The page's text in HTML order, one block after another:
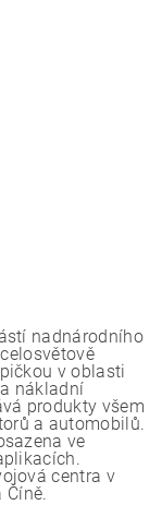
nadnárodního
v oblasti
nákladní
produkty všem
a automobilů.
ve
centra v